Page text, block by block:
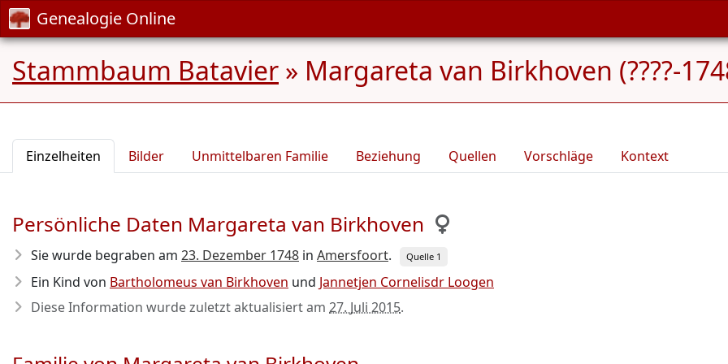
Genealogie Online
Stammbaum Batavier » Margareta van Birkhoven (????-
Einzelheiten Bilder Unmittelbaren Familie Beziehung Quellen Vorschläge Kontext
Persönliche Daten Margareta van Birkhoven
Sie wurde begraben am 23. Dezember 1748 in Amersfoort. Quelle 1
Ein Kind von Bartholomeus van Birkhoven und Jannetjen Cornelisdr Loogen
Diese Information wurde zuletzt aktualisiert am 27. Juli 2015.